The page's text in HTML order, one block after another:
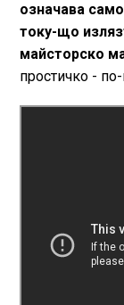
означава
току-що
майсторско
простичко -